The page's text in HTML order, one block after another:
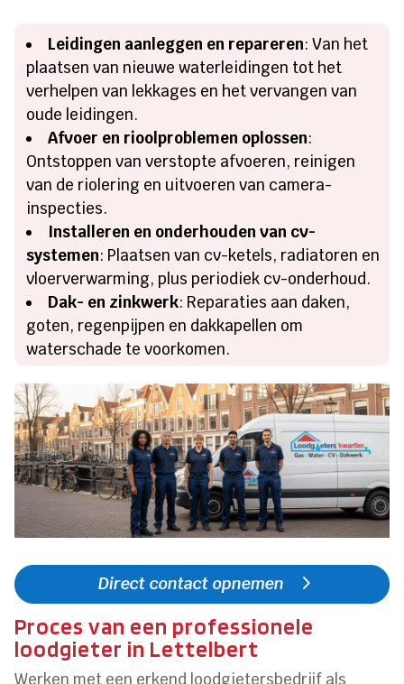
Leidingen aanleggen en repareren: Van het
plaatsen van nieuwe waterleidingen tot het
verhelpen van lekkages en het vervangen van
oude leidingen.
Afvoer en rioolproblemen oplossen:
Ontstoppen van verstopte afvoeren, reinigen
van de riolering en uitvoeren van camera-
inspecties.
Installeren en onderhouden van cv-
systemen: Plaatsen van cv-ketels, radiatoren en
vloerverwarming, plus periodiek cv-onderhoud.
Dak- en zinkwerk: Reparaties aan daken,
goten, regenpijpen en dakkapellen om
waterschade te voorkomen.
Direct contact opnemen
Proces van een professionele
loodgieter in Lettelbert
Werken met een erkend loodgietersbedrijf als